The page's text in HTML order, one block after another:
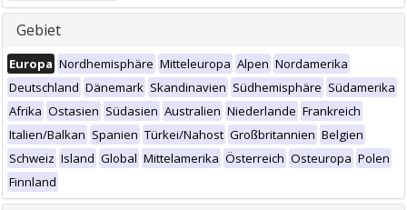
Gebiet
Europa Nordhemisphäre Mitteleuropa Alpen Nordamerika
Deutschland Dänemark Skandinavien Südhemisphäre Südamerika
Afrika Ostasien Südasien Australien Niederlande Frankreich
Italien/Balkan Spanien Türkei/Nahost Großbritannien Belgien
Schweiz Island Global Mittelamerika Österreich Osteuropa Polen
Finnland